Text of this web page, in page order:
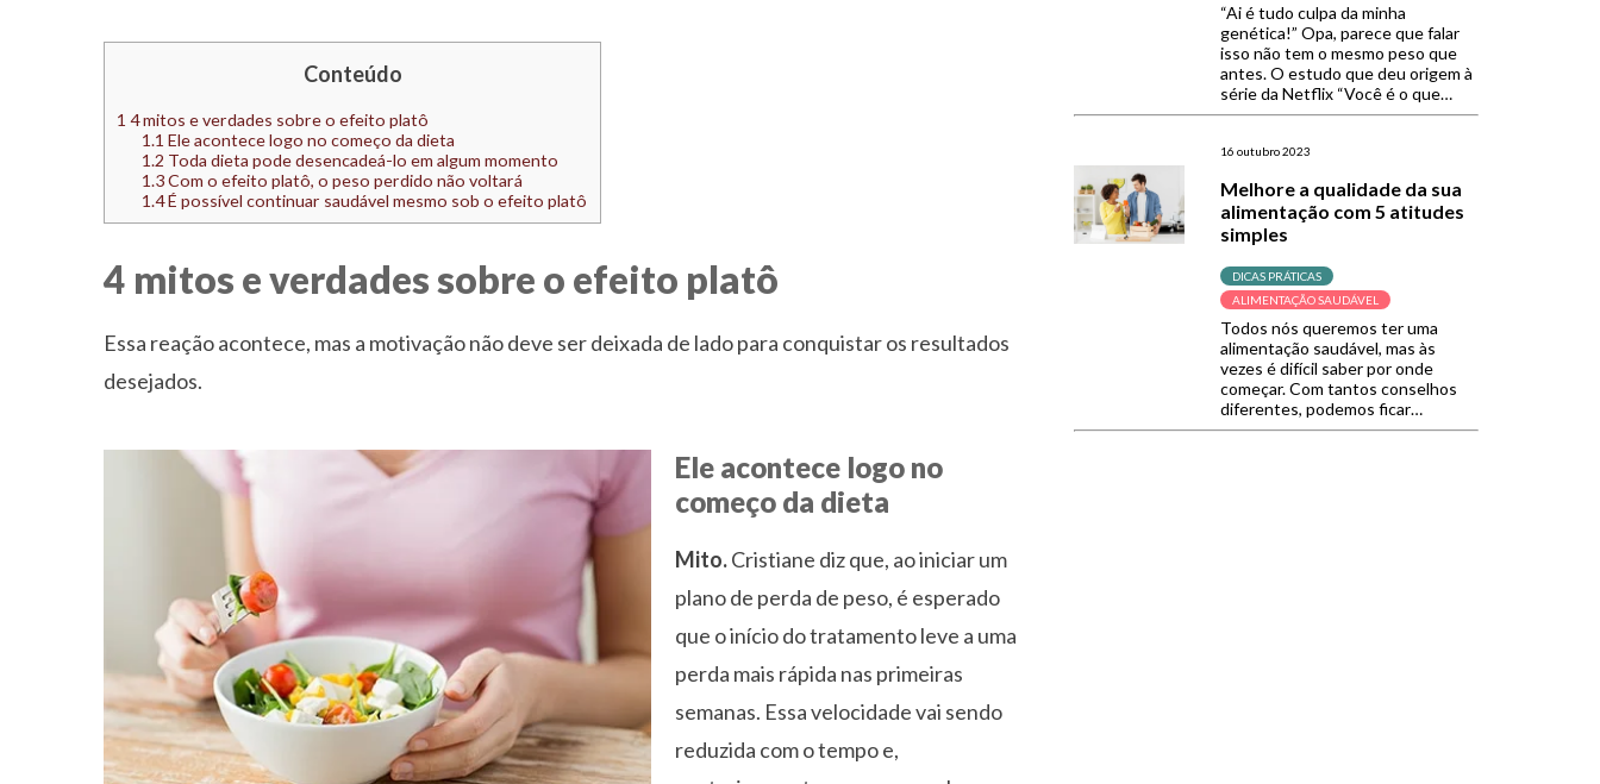
Conteúdo
1 4 mitos e verdades sobre o efeito platô
1.1 Ele acontece logo no começo da dieta
1.2 Toda dieta pode desencadeá-lo em algum momento
1.3Com o efeito platô, o peso perdido não voltará
1.4É possível continuar saudável mesmo sob o efeito platô
4 mitos e verdades sobre o efeito platô
Essa reação acontece, mas a motivação não deve ser deixada de lado para conquistar os resultados
desejados.
Ele acontece logo no
começo da dieta
Mito.Cristiane diz que, ao iniciar um
plano de perda de peso, é esperado
que o início do tratamento leve a uma
perda mais rápida nas primeiras
semanas. Essa velocidade vai sendo
reduzida com o tempo e,
“Ai é tudo culpa da minha
genética!” Opa, parece que falar
isso não tem o mesmo peso que
antes. O estudo que deu origem à
série da Netflix “Você é o que
você come: as dietas dos gêmeos”
alimentares podem ter um peso
Quarenta e quatro […]
16 outubro 2023
Melhore a qualidade da sua
alimentação com 5 atitudes
simples
DICAS PRÁTICAS
ALIMENTAÇÃO SAUDÁVEL
Todos nós queremos ter uma
alimentação saudável, mas às
vezes é difícil saber por onde
começar. Com tantos conselhos
diferentes, podemos ficar
confusos e desistir da jornada por